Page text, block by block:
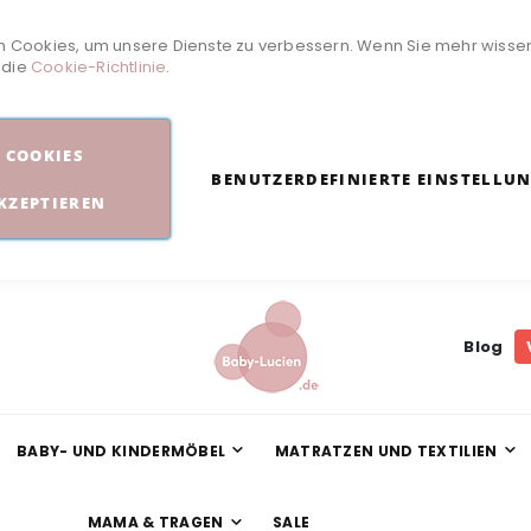
Cookies, um unsere Dienste zu verbessern. Wenn Sie mehr
Cookie-Richtlinie.
COOKIES
BENUTZERDEFINIERTE
Blog
BABY- UND KINDERMÖBEL MATRATZEN UND TEXTILIEN
MAMA & TRAGEN SALE